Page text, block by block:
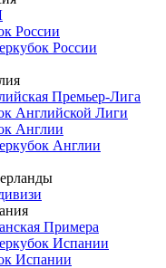
России
России
Премьер-Лига
Английской Лиги
Англии
Англии
Примера
Испании
Испании